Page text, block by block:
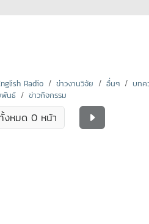
Radio ข่าวงานวิจัย อื่นๆ บทค
พันธ์ ข่าวกิจกรรม
งหมด 0 หน้า